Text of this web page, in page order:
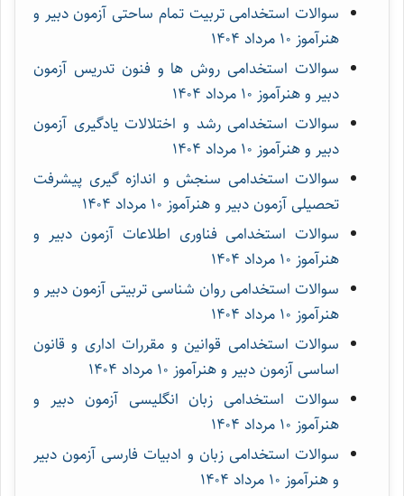
سوالات استخدامی تربیت تمام ساحتی آزمون دبیر و
هنرآموز ۱۰ مرداد ۱۴۰۴
سوالات استخدامی روش ها و فنون تدریس آزمون
دبیر و هنرآموز ۱۰ مرداد ۱۴۰۴
سوالات استخدامی رشد و اختلالات یادگیری آزمون
دبیر و هنرآموز ۱۰ مرداد ۱۴۰۴
سوالات استخدامی سنجش و اندازه گیری پیشرفت
تحصیلی آزمون دبیر و هنرآموز ۱۰ مرداد ۱۴۰۴
سوالات استخدامی فناوری اطلاعات آزمون دبیر و
هنرآموز ۱۰ مرداد ۱۴۰۴
سوالات استخدامی روان شناسی تربیتی آزمون دبیر و
هنرآموز ۱۰ مرداد ۱۴۰۴
سوالات استخدامی قوانین و مقررات اداری و قانون
اساسی آزمون دبیر و هنرآموز ۱۰ مرداد ۱۴۰۴
سوالات استخدامی زبان انگلیسی آزمون دبیر و
هنرآموز ۱۰ مرداد ۱۴۰۴
سوالات استخدامی زبان و ادبیات فارسی آزمون دبیر
و هنرآموز ۱۰ مرداد ۱۴۰۴